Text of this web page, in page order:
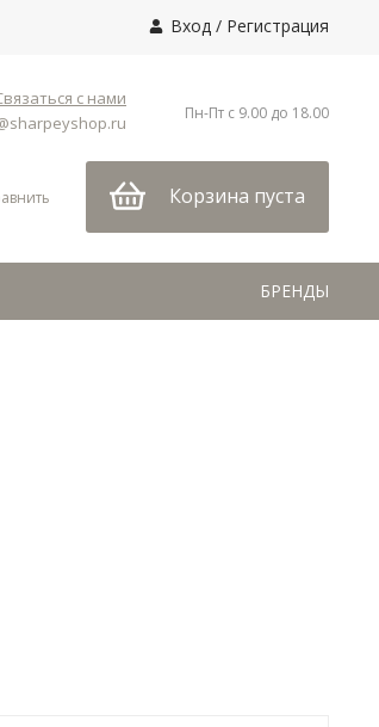
Вход / Регистрация
с нами
Пн-Пт с 9.00 до 18.00
Корзина пуста
БРЕНДЫ